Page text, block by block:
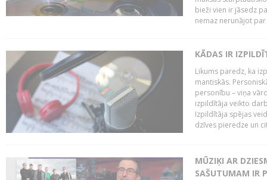
bieži vien ir jāsedz
nemaz nerunājot
KĀDAS IR
Likums paredz, ka
mantiskās.
personību – viņa
izpildītāja veikto
Izpildītāja spējas
dzīves pieredze un
MŪZIĶI AR
SAŠUTUMAM IR